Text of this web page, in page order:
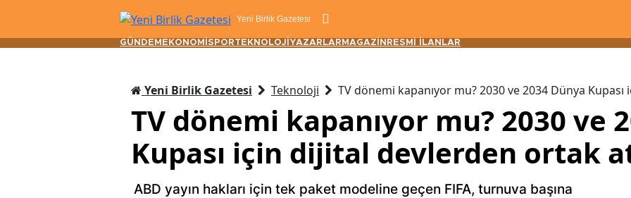
Yeni Birlik Gazetesi
GÜNDEM EKONOMİ SPORTEKNOLOJİ YAZARLAR MAGAZİN RESMİ İLANLAR
Yeni Birlik Gazetesi Teknoloji TV dönemi kapanıyor mu? 2030 ve 2034 Dünya
TV dönemi kapanıyor mu? 2030 ve
Kupası için dijital devlerden ortak
ABD yayın hakları için tek paket modeline geçen FIFA, turnuva başına